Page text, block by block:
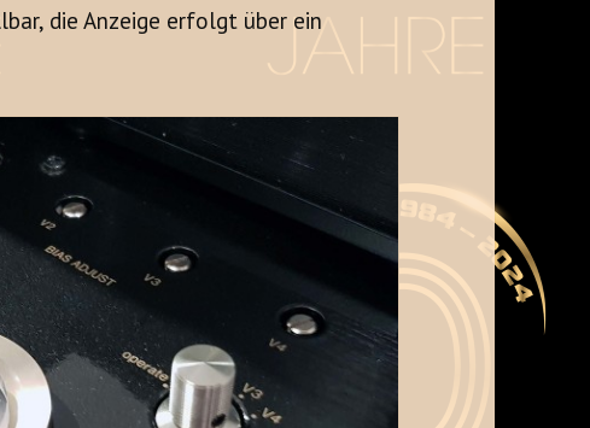
die Anzeige erfolgt über ein